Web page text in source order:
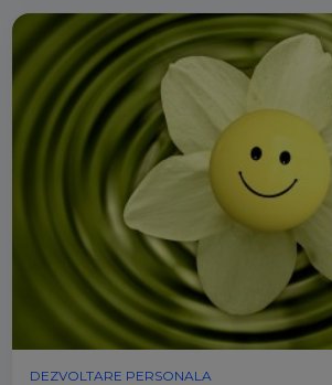
DEZVOLTARE PERSONALA